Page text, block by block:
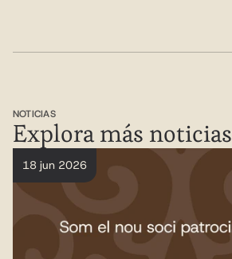
NOTICIAS
Explora más noticias
18 jun 2026